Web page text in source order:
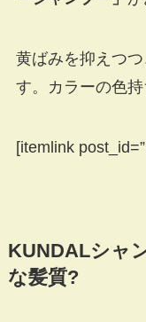
黄ばみを抑えつ
す。カラーの色持
[itemlink
KUNDALシャ
な髪質?